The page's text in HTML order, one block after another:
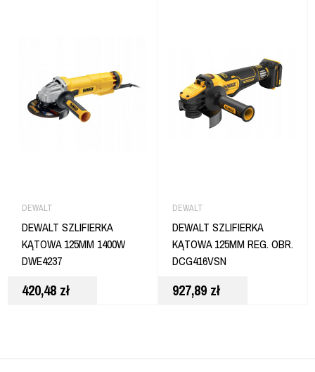
DEWALT
DEWALT SZLIFIERKA
KĄTOWA 125MM 1400W
DWE4237
420,48 zł
DEWALT
DEWALT SZLIFIERKA
KĄTOWA 125MM REG. OBR.
DCG416VSN
927,89 zł